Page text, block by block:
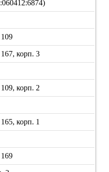
корп. 3
корп. 2
корп. 1